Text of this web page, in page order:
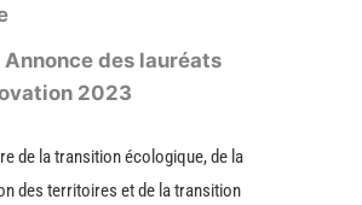
Annonce des lauréats
2023
de la transition écologique, de la
des territoires et de la transition